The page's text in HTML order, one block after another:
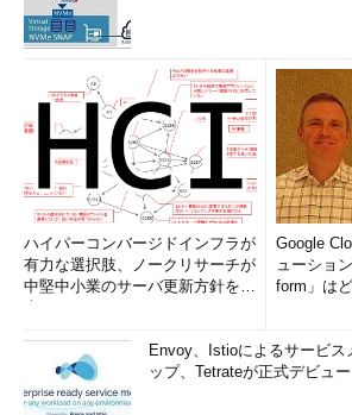
ハイパーコンバージドインフラが
有力な選択肢、ノークリサーチが
中堅中小業のサーバ更新方針を調
Google
ューショ
form」は
Envoy、Istioによるサービス
ップ、Tetrateが正式デビュー